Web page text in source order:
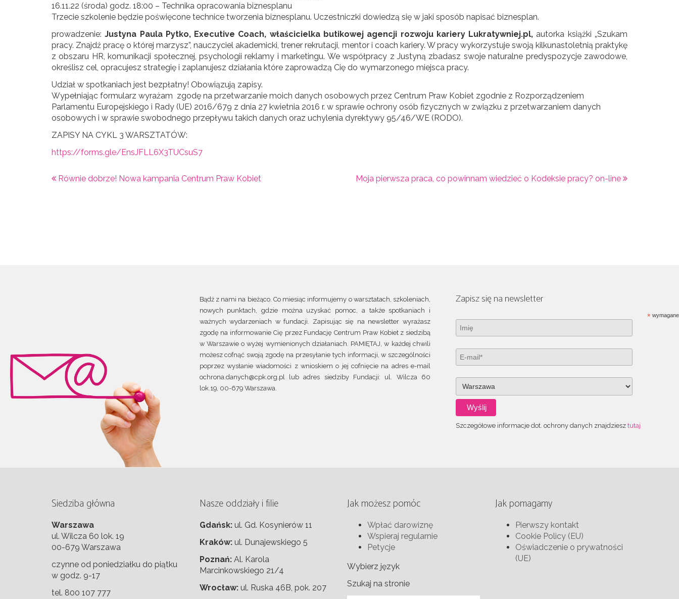
16.11.22 (środa) godz. 18:00 – Technika opracowania biznesplanu
Trzecie szkolenie będzie poświęcone technice tworzenia biznesplanu. Uczestniczki dowiedzą się w jaki sposób napisać biznesplan.
prowadzenie:Justyna Paula Pytko, Executive Coach, właścicielka butikowej agencji rozwoju kariery Lukratywniej.pl, autorka książki „Szukam
pracy. Znajdź pracę o której marzysz”, nauczyciel akademicki, trener rekrutacji, mentor i coach kariery. W pracy wykorzystuje swoją kilkunastoletnią praktykę
z obszaru HR, komunikacji społecznej, psychologii reklamy i marketingu. We współpracy z Justyną zbadasz swoje naturalne predyspozycje zawodowe,
określisz cel, opracujesz strategię i zaplanujesz działania które zaprowadzą Cię do wymarzonego miejsca pracy.
Udział w spotkaniach jest bezpłatny! Obowiązują zapisy.
Wypełniając formularz wyrażam zgodę na przetwarzanie moich danych osobowych przez Centrum Praw Kobiet zgodnie z Rozporządzeniem
Parlamentu Europejskiego i Rady (UE) 2016/679 z dnia 27 kwietnia 2016 r. w sprawie ochrony osób fizycznych w związku z przetwarzaniem danych
osobowych i w sprawie swobodnego przepływu takich danych oraz uchylenia dyrektywy 95/46/WE (RODO).
ZAPISY NA CYKL 3 WARSZTATÓW:
https://forms.gle/EnsJFLL6X3TUCsuS7
Równie dobrze! Nowa kampania Centrum Praw Kobiet Moja pierwsza praca, co powinnam wiedzieć o Kodeksie pracy? on-line
Bądź z nami na bieżąco. Co miesiąc informujemy o warsztatach, szkoleniach,
nowych punktach, gdzie można uzyskać pomoc, a także spotkaniach i
ważnych wydarzeniach w fundacji. Zapisując się na newsletter wyrażasz
zgodę na informowanie Cię przez Fundację Centrum Praw Kobiet z siedzibą
w Warszawie o wyżej wymienionych działaniach. PAMIĘTAJ, w każdej chwili
możesz cofnąć swoją zgodę na przesyłanie tych informacji, w szczególności
poprzez wysłanie wiadomości z wnioskiem o jej cofnięcie na adres e-mail
ochrona.danych@cpk.org.pl lub adres siedziby Fundacji: ul. Wilcza 60
lok.19, 00-679 Warszawa.
Zapisz się na newsletter
*wymagane
Szczegółowe informacje dot. ochrony danych znajdziesz tutaj
Siedziba główna
Warszawa
ul. Wilcza 60 lok. 19
00-679 Warszawa
czynne od poniedziałku do piątku
w godz. 9-17
tel. 800 107 777
Nasze oddziały i filie
Gdańsk:ul. Gd. Kosynierów 11
Kraków:ul. Dunajewskiego 5
Poznań:Al. Karola
Marcinkowskiego 21/4
Wrocław: ul. Ruska 46B, pok. 207
Jak możesz pomóc
Wpłać darowiznę
Wspieraj regularnie
Petycje
Wybierz język
Szukaj na stronie
Jak pomagamy
Pierwszy kontakt
Cookie Policy (EU)
Oświadczenie o prywatności
(UE)